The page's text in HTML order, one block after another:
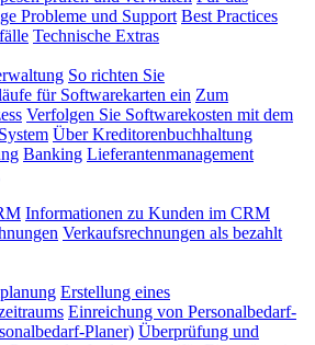
Probleme und Support Best Practices
Technische Extras
So richten Sie
für Softwarekarten ein Zum
Verfolgen Sie Softwarekosten mit dem
Über Kreditorenbuchhaltung
Banking Lieferantenmanagement
Informationen zu Kunden im CRM
Verkaufsrechnungen als bezahlt
Erstellung eines
Einreichung von Personalbedarf-
Planer) Überprüfung und